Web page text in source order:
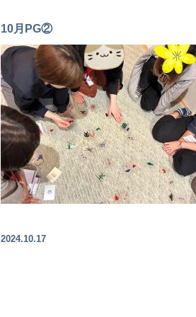
10月PG②
2024.10.17